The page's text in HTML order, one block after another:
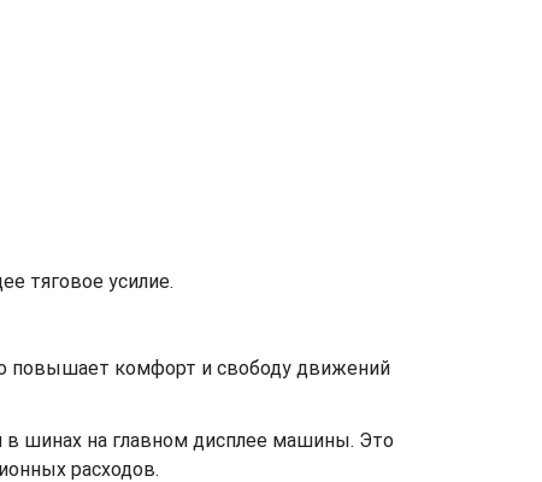
тяговое усилие.
повышает комфорт и свободу движений
в шинах на главном дисплее машины. Это
расходов.